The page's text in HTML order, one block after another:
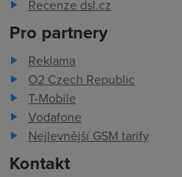
Recenze dsl.cz
Pro partnery
Reklama
O2 Czech Republic
T-Mobile
Vodafone
Nejlevnější GSM tarify
Kontakt